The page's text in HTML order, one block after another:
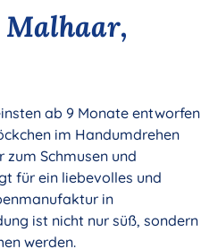
Malhaar,
ab 9 Monate entworfen
im Handumdrehen
Schmusen und
für ein liebevolles und
in
ist nicht nur süß, sondern
werden.